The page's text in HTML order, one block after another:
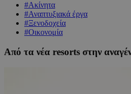
#Ακίνητα
#Αναπτυξιακά έργα
#Ξενοδοχεία
#Οικονομία
Από τα νέα resorts στην